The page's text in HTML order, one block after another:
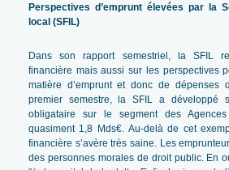
Perspectives d’emprunt élevées par la
local (SFIL)
Dans son rapport semestriel, la SFIL
financière mais aussi sur les perspectives
matière d’emprunt et donc de dépenses
premier semestre, la SFIL a développé
obligataire sur le segment des
quasiment 1,8 Mds€. Au-delà de cet
financière s’avère très saine. Les
des personnes morales de droit public. En